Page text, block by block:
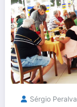
Sérgio Peralva